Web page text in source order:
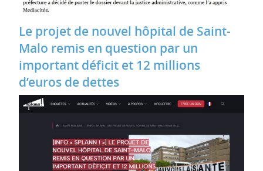
Le projet de nouvel hôpital de Saint-
Malo remis en question par un
important déficit et 12 millions
d’euros de dettes